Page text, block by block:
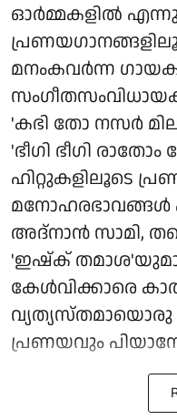
ഓർമ്മകളിൽ
മനംകവർന്ന
'കഭി തോ നസർ
'ഭീഗി ഭീഗി
ഹിറ്റുകളിലൂടെ
അദ്നാൻ സാമി,
'ഇഷ്ക്
കേൾവിക്കാരെ
പ്രണയവും